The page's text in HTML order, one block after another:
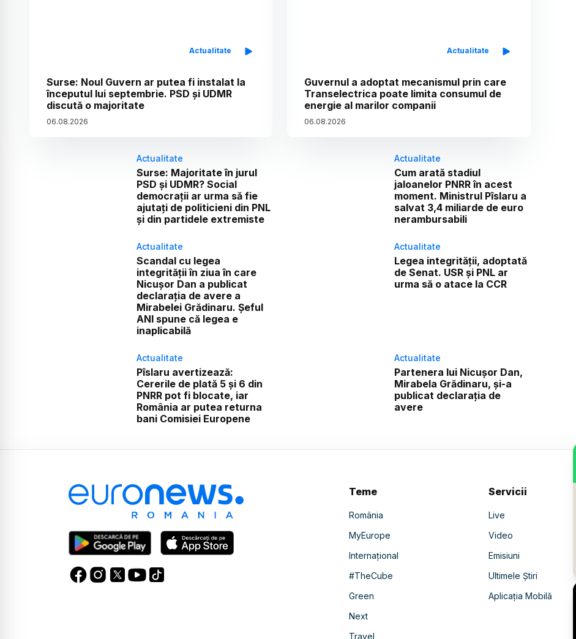
Actualitate
Surse: Noul Guvern ar putea fi instalat la
începutul lui septembrie. PSD și UDMR
discută o majoritate
06.08.2026
Actualitate
Guvernul a adoptat mecanismul prin care
Transelectrica poate limita consumul de
energie al marilor companii
06.08.2026
Actualitate
Surse: Majoritate în jurul
PSD și UDMR? Social
democrații ar urma să fie
ajutați de politicieni din PNL
și din partidele extremiste
Actualitate
Cum arată stadiul
jaloanelor PNRR în acest
moment. Ministrul Pîslaru a
salvat 3,4 miliarde de euro
nerambursabili
Actualitate
Scandal cu legea
integrității în ziua în care
Nicușor Dan a publicat
declarația de avere a
Mirabelei Grădinaru. Șeful
ANI spune că legea e
inaplicabilă
Actualitate
Legea integrității, adoptată
de Senat. USR și PNL ar
urma să o atace la CCR
Actualitate
Pîslaru avertizează:
Cererile de plată 5 și 6 din
PNRR pot fi blocate, iar
România ar putea returna
bani Comisiei Europene
Actualitate
Partenera lui Nicușor Dan,
Mirabela Grădinaru, și-a
publicat declarația de
avere
Teme
România
MyEurope
Internațional
#TheCube
Green
Next
Travel
Servicii
Live
Video
Emisiuni
Ultimele Știri
Aplicația Mobilă